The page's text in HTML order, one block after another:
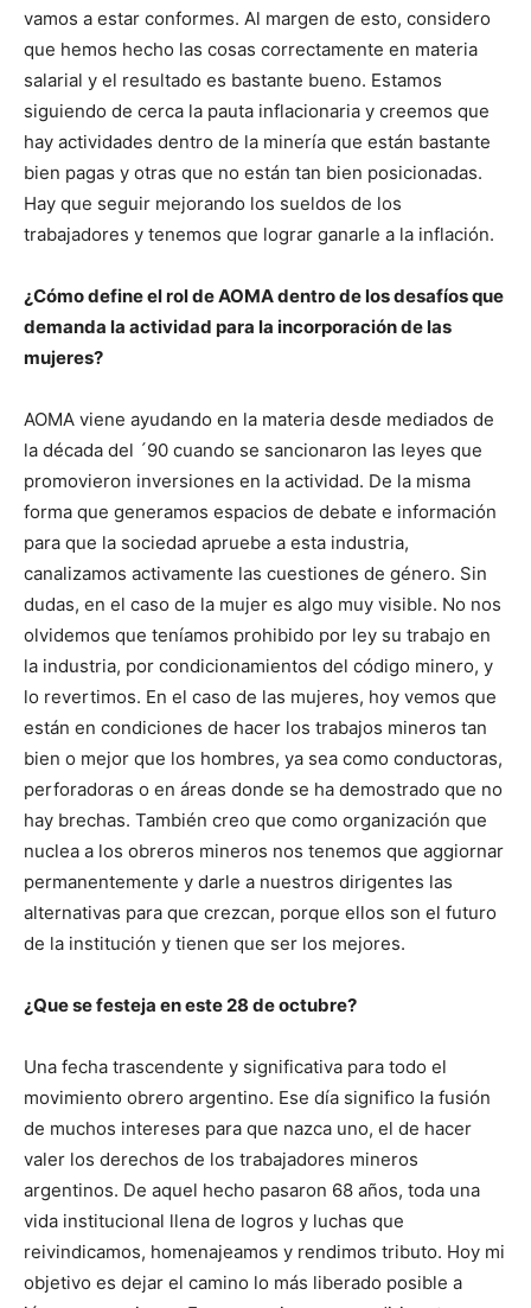
vamos a estar conformes. Al margen de esto, considero
que hemos hecho las cosas correctamente en materia
salarial y el resultado es bastante bueno. Estamos
siguiendo de cerca la pauta inflacionaria y creemos que
hay actividades dentro de la minería que están bastante
bien pagas y otras que no están tan bien posicionadas.
Hay que seguir mejorando los sueldos de los
trabajadores y tenemos que lograr ganarle a la inflación.
¿Cómo define el rol de AOMA dentro de los desafíos que
demanda la actividad para la incorporación de las
mujeres?
AOMA viene ayudando en la materia desde mediados de
la década del ´90 cuando se sancionaron las leyes que
promovieron inversiones en la actividad. De la misma
forma que generamos espacios de debate e información
para que la sociedad apruebe a esta industria,
canalizamos activamente las cuestiones de género. Sin
dudas, en el caso de la mujer es algo muy visible. No nos
olvidemos que teníamos prohibido por ley su trabajo en
la industria, por condicionamientos del código minero, y
lo revertimos. En el caso de las mujeres, hoy vemos que
están en condiciones de hacer los trabajos mineros tan
bien o mejor que los hombres, ya sea como conductoras,
perforadoras o en áreas donde se ha demostrado que no
hay brechas. También creo que como organización que
nuclea a los obreros mineros nos tenemos que aggiornar
permanentemente y darle a nuestros dirigentes las
alternativas para que crezcan, porque ellos son el futuro
de la institución y tienen que ser los mejores.
¿Que se festeja en este 28 de octubre?
Una fecha trascendente y significativa para todo el
movimiento obrero argentino. Ese día significo la fusión
de muchos intereses para que nazca uno, el de hacer
valer los derechos de los trabajadores mineros
argentinos. De aquel hecho pasaron 68 años, toda una
vida institucional llena de logros y luchas que
reivindicamos, homenajeamos y rendimos tributo. Hoy mi
objetivo es dejar el camino lo más liberado posible a